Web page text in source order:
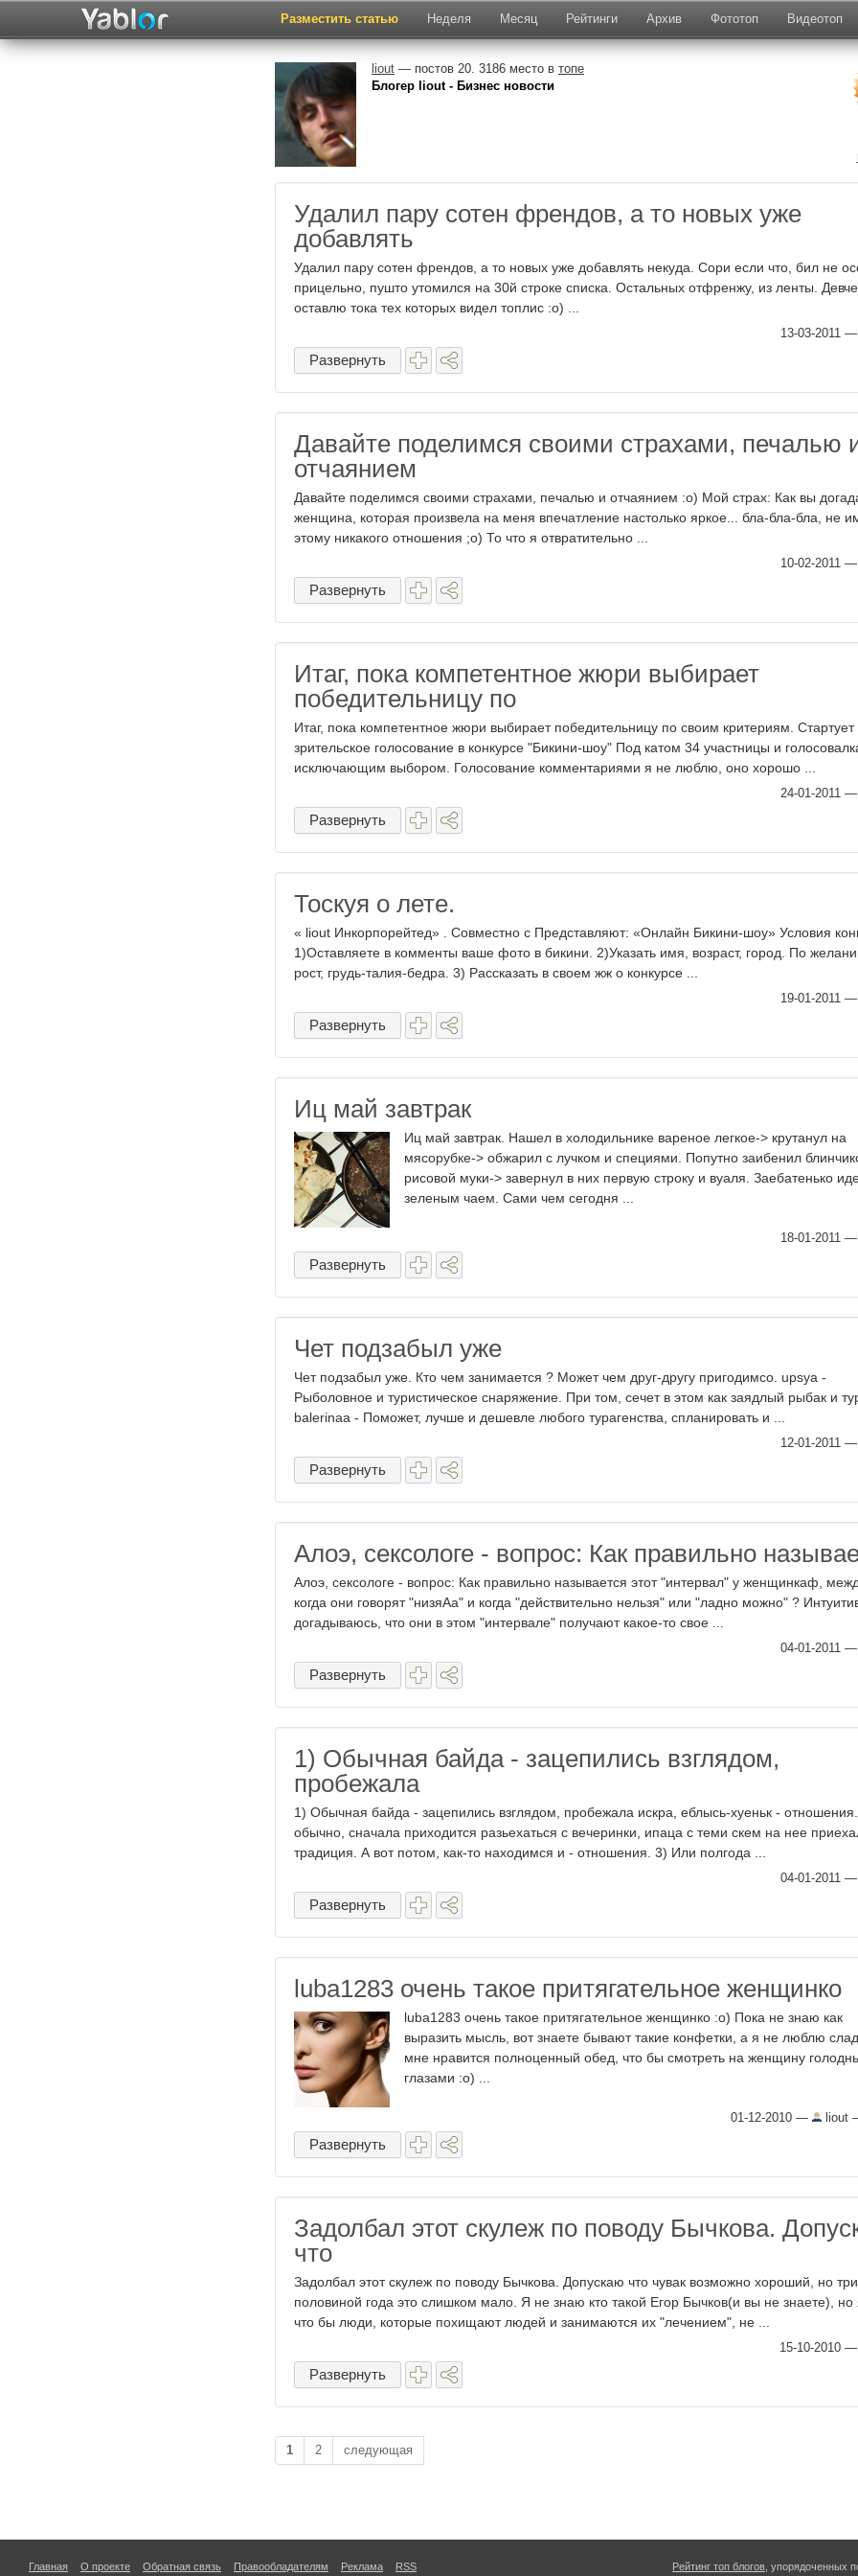
Разместить статью Неделя Месяц Рейтинги Архив Фототоп Видеотоп
liout — постов 20. 3186 место втопе
Блогер liout - Бизнес новости
Удалил пару сотен френдов, а то новых уже
добавлять
Удалил пару сотен френдов, а то новых уже добавлять некуда. Сори если что, бил не
прицельно, пушто утомился на 30й строке списка. Остальных отфренжу, из ленты.
оставлю тока тех которых видел топлис :о) ...
13-03-2011 —
Развернуть
Давайте поделимся своими страхами, печалью
отчаянием
Давайте поделимся своими страхами, печалью и отчаянием :о) Мой страх: Как вы
женщина, которая произвела на меня впечатление настолько яркое... бла-бла-бла, не
этому никакого отношения ;о) То что я отвратительно ...
10-02-2011 —
Развернуть
Итаг, пока компетентное жюри выбирает
победительницу по
Итаг, пока компетентное жюри выбирает победительницу по своим критериям. Стартует
зрительское голосование в конкурсе "Бикини-шоу" Под катом 34 участницы и
исключающим выбором. Голосование комментариями я не люблю, оно хорошо ...
24-01-2011 —
Развернуть
Тоскуя о лете.
« liout Инкорпорейтед» . Совместно с Представляют: «Онлайн Бикини-шоу» Условия
1)Оставляете в комменты ваше фото в бикини. 2)Указать имя, возраст, город. По
рост, грудь-талия-бедра. 3) Рассказать в своем жж о конкурсе ...
19-01-2011 —
Развернуть
Иц май завтрак
Иц май завтрак. Нашел в холодильнике вареное легкое-> крутанул на
мясорубке-> обжарил с лучком и специями. Попутно заибенил
рисовой муки-> завернул в них первую строку и вуаля. Заебатенько
зеленым чаем. Сами чем сегодня ...
18-01-2011 —
Развернуть
Чет подзабыл уже
Чет подзабыл уже. Кто чем занимается ? Может чем друг-другу пригодимсо. upsya -
Рыболовное и туристическое снаряжение. При том, сечет в этом как заядлый рыбак и
balerinaa - Поможет, лучше и дешевле любого турагенства, спланировать и ...
12-01-2011 —
Развернуть
Алоэ, сексологе - вопрос: Как правильно
Алоэ, сексологе - вопрос: Как правильно называется этот "интервал" у женщинкаф,
когда они говорят "низяАа" и когда "действительно нельзя" или "ладно можно" ?
догадываюсь, что они в этом "интервале" получают какое-то свое ...
04-01-2011 —
Развернуть
1) Обычная байда - зацепились взглядом,
пробежала
1) Обычная байда - зацепились взглядом, пробежала искра, еблысь-хуеньк -
обычно, сначала приходится разьехаться с вечеринки, ипаца с теми скем на нее
традиция. А вот потом, как-то находимся и - отношения. 3) Или полгода ...
04-01-2011 —
Развернуть
luba1283 очень такое притягательное женщинко
luba1283 очень такое притягательное женщинко :о) Пока не знаю как
выразить мысль, вот знаете бывают такие конфетки, а я не люблю
мне нравится полноценный обед, что бы смотреть на женщину
глазами :о) ...
01-12-2010 — liout
Развернуть
Задолбал этот скулеж по поводу Бычкова.
что
Задолбал этот скулеж по поводу Бычкова. Допускаю что чувак возможно хороший, но
половиной года это слишком мало. Я не знаю кто такой Егор Бычков(и вы не знаете), но
что бы люди, которые похищают людей и занимаются их "лечением", не ...
15-10-2010 —
Развернуть
1 2 следующая
Главная О проекте Обратная связь Правообладателям Реклама RSS Рейтинг топ блогов , упорядоченных